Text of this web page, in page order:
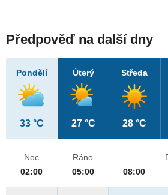
Předpověď na další dny
Pondělí
33 °C
Úterý
27 °C
Středa
28 °C
Noc
02:00
Ráno
05:00
08:00